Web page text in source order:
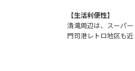
【生活利便性】
清滝周辺は、スーパ
門司港レトロ地区も